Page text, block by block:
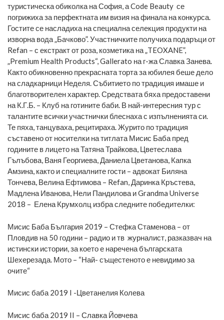
туристическа обиколка на София, а Code Beauty се
погрижиха за перфектната им визия на финала на конкурса.
Гостите се насладиха на специална селекция продукти на
изворна вода „Бачково”. Участничките получиха подаръци от
Refan – с екстракт от роза, козметика на „TEOXANE”,
„Premium Health Products“, Gallerato на г-жа Славка Занева.
Както обикновенно прекрасната торта за юбилея беше дело
на сладкарници Неделя. Събитието по традиция имаше и
благотворителен характер. Средствата бяха предоставени
на К.Г.Б. – Клуб на готините баби. В най-интересния тур с
талантите всички участнички блеснаха с изпълненията си.
Те пяха, танцуваха, рецитираха. Журито по традиция
съставено от носителки на титлата Мисис Баба пред
годините в лицето на Татяна Трайкова, Цветеслава
Гълъбова, Ваня Георгиева, Даниела Цветанова, Капка
Амзина, както и специалните гости – адвокат Биляна
Тончева, Велина Ефтимова – Refan, Даринка Кръстева,
Мадлена Иванова, Нели Пандилова и Grandma Universe
2018 – Елена Крумхолц избра следните победителки:
Мисис Баба България 2019 – Стефка Стаменова – от
Пловдив на 50 години – радио и тв журналист, разказвач на
истински истории, за което е наречена българската
Шехерезада. Мото – “Най- същестеното е невидимо за
очите“
Мисис баба 2019 I -Цветанелия Колева
Мисис баба 2019 II – Славка Йовчева